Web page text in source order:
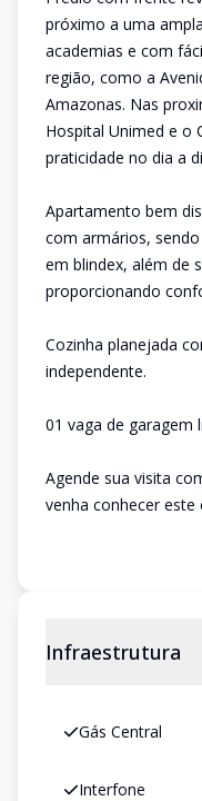
próximo a uma
academias e com
região, como a
Amazonas. Nas
Hospital Unimed e o
praticidade no dia a
Apartamento bem
com armários,
em blindex, além de
proporcionando
Cozinha planejada
independente.
01 vaga de garagem
Agende sua visita
venha conhecer este
Infraestrutura
Gás Central
Interfone